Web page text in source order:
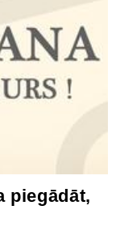
piegādāt,